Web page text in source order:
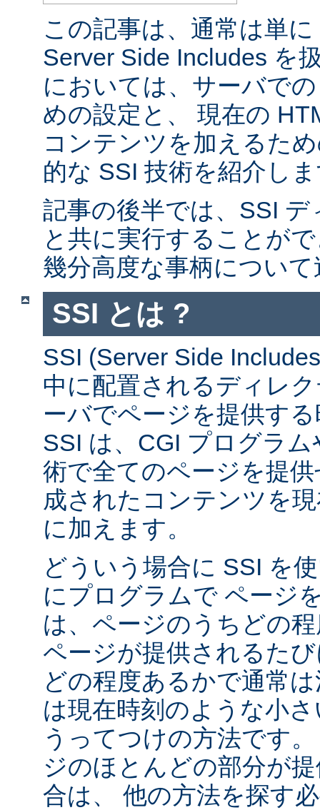
この記事は、通常は単
Server Side Includes を
においては、サーバで
めの設定と、 現在の
コンテンツを加えるた
的な SSI 技術を紹介し
記事の後半では、SSI
と共に実行することが
幾分高度な事柄につい
SSI とは ?
SSI (Server Side
中に配置されるディレ
ーバでページを提供す
SSI は、CGI プログラ
術で全てのページを提
成されたコンテンツを
に加えます。
どういう場合に SSI を
にプログラムで ページ
は、ページのうちどの
ページが提供されるた
どの程度あるかで通常
は現在時刻のような小
うってつけの方法です
ジのほとんどの部分が
合は、 他の方法を探す